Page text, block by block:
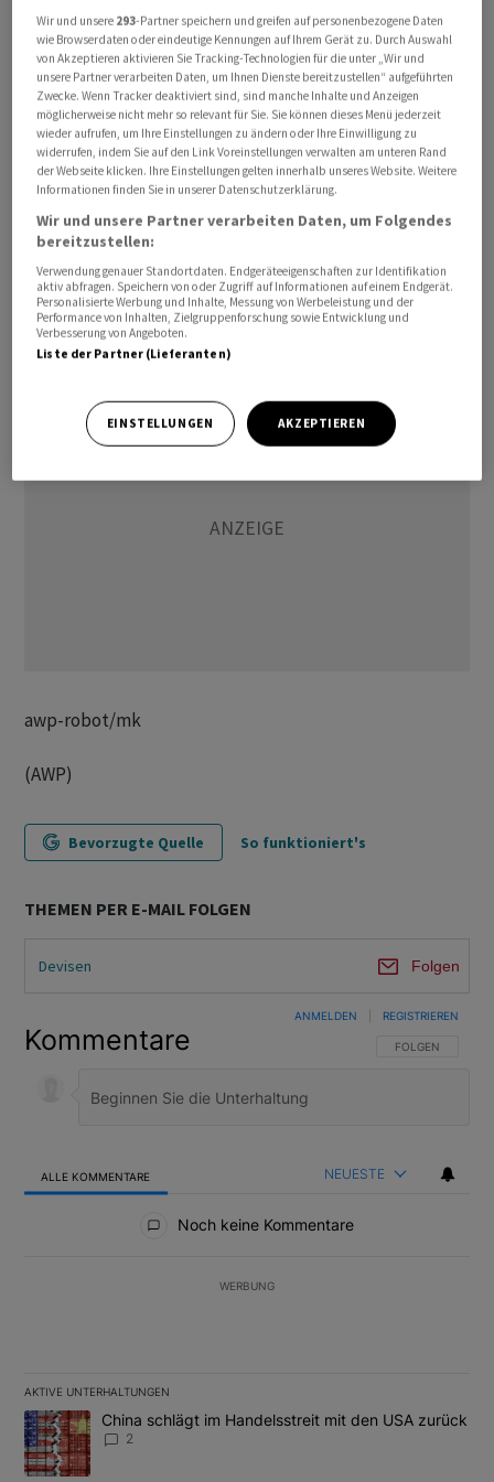
welche Richtung der nächste, grössere Impuls führen
werde.
Aus fundamentaler Sicht sei an den Finanzmärkten
zuletzt etwas Ruhe eingekehrt, wenngleich die US-
Zollpolitik und auch geopolitische Themen weiterhin
eine Rolle spielten, fuhren die Helaba-Experten fort.
So gehen vor dem Hintergrund militärischer
Spannungen die Verhandlungen zwischen den USA und
dem Iran in eine entscheidende Runde. Vertreter beider
Staaten kamen am Donnerstag in Genf erneut
zusammen.
awp-robot/mk
(AWP)
Bevorzugte Quelle So funktioniert's
THEMEN PER E-MAIL FOLGEN
Devisen Folgen
Kommentare FOLGE DIESER
FOLGEN
ANMELDEN REGISTRIEREN
ALLE KOMMENTARE NEUESTE
Noch keine Kommentare
WERBUNG
AKTIVE UNTERHALTUNGEN
Das Folgende ist eine Liste der am meisten kommentierten
Ein Trendartikel mit dem Titel "China schlägt im Handelsstreit
China schlägt im Handelsstreit mit den USA zurück
2
Wir und unsere 293-Partner speichern und greifen auf personenbezogene Daten
wie Browserdaten oder eindeutige Kennungen auf Ihrem Gerät zu. Durch Auswahl
von Akzeptieren aktivieren Sie Tracking-Technologien für die unter „Wir und
unsere Partner verarbeiten Daten, um Ihnen Dienste bereitzustellen“ aufgeführten
Zwecke. Wenn Tracker deaktiviert sind, sind manche Inhalte und Anzeigen
möglicherweise nicht mehr so relevant für Sie. Sie können dieses Menü jederzeit
wieder aufrufen, um Ihre Einstellungen zu ändern oder Ihre Einwilligung zu
widerrufen, indem Sie auf den Link Voreinstellungen verwalten am unteren Rand
der Webseite klicken. Ihre Einstellungen gelten innerhalb unseres Website. Weitere
Informationen finden Sie in unserer Datenschutzerklärung.
Wir und unsere Partner verarbeiten Daten, um Folgendes
bereitzustellen:
Verwendung genauer Standortdaten. Endgeräteeigenschaften zur Identifikation
aktiv abfragen. Speichern von oder Zugriff auf Informationen auf einem Endgerät.
Personalisierte Werbung und Inhalte, Messung von Werbeleistung und der
Performance von Inhalten, Zielgruppenforschung sowie Entwicklung und
Verbesserung von Angeboten.
Liste der Partner (Lieferanten)
EINSTELLUNGEN AKZEPTIEREN